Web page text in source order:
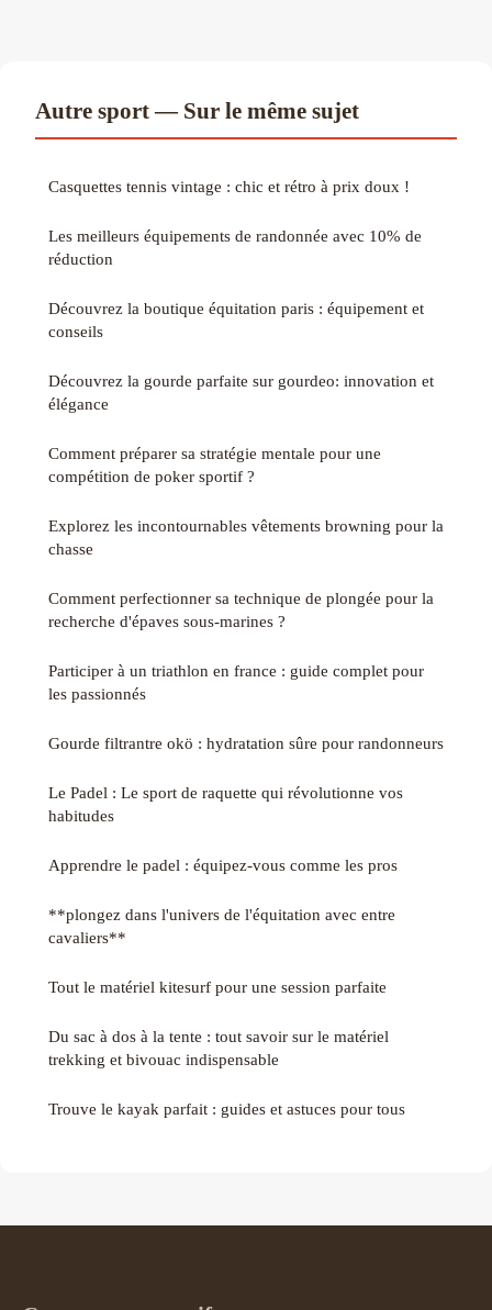
Autre sport — Sur le même sujet
Casquettes tennis vintage : chic et rétro à prix doux !
Les meilleurs équipements de randonnée avec 10% de
réduction
Découvrez la boutique équitation paris : équipement et
conseils
Découvrez la gourde parfaite sur gourdeo: innovation et
élégance
Comment préparer sa stratégie mentale pour une
compétition de poker sportif ?
Explorez les incontournables vêtements browning pour la
chasse
Comment perfectionner sa technique de plongée pour la
recherche d'épaves sous-marines ?
Participer à un triathlon en france : guide complet pour
les passionnés
Gourde filtrantre okö : hydratation sûre pour randonneurs
Le Padel : Le sport de raquette qui révolutionne vos
habitudes
Apprendre le padel : équipez-vous comme les pros
**plongez dans l'univers de l'équitation avec entre
cavaliers**
Tout le matériel kitesurf pour une session parfaite
Du sac à dos à la tente : tout savoir sur le matériel
trekking et bivouac indispensable
Trouve le kayak parfait : guides et astuces pour tous